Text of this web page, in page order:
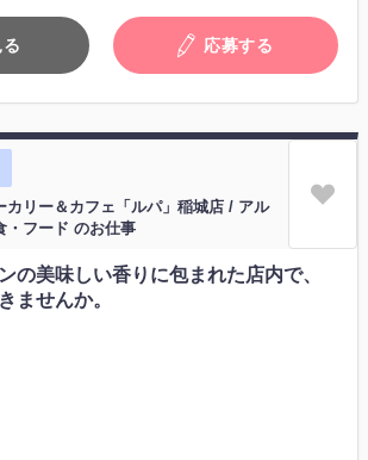
応募する
カリー＆カフェ「ルパ」稲城店 / アル
・フード のお仕事
の美味しい香りに包まれた店内で、
ませんか。